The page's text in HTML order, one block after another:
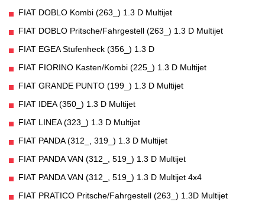
FIAT DOBLO Kombi (263_) 1.3 D Multijet
FIAT DOBLO Pritsche/Fahrgestell (263_) 1.3 D Multijet
FIAT EGEA Stufenheck (356_) 1.3 D
FIAT FIORINO Kasten/Kombi (225_) 1.3 D Multijet
FIAT GRANDE PUNTO (199_) 1.3 D Multijet
FIAT IDEA (350_) 1.3 D Multijet
FIAT LINEA (323_) 1.3 D Multijet
FIAT PANDA (312_, 319_) 1.3 D Multijet
FIAT PANDA VAN (312_, 519_) 1.3 D Multijet
FIAT PANDA VAN (312_, 519_) 1.3 D Multijet 4x4
FIAT PRATICO Pritsche/Fahrgestell (263_) 1.3D Multijet